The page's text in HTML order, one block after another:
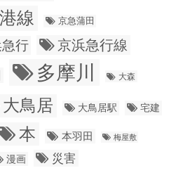
線 京急蒲田
行 京浜急行線
多摩川 大森
大鳥居 大鳥居駅 宅建
本 本羽田 梅屋敷
漫画 災害